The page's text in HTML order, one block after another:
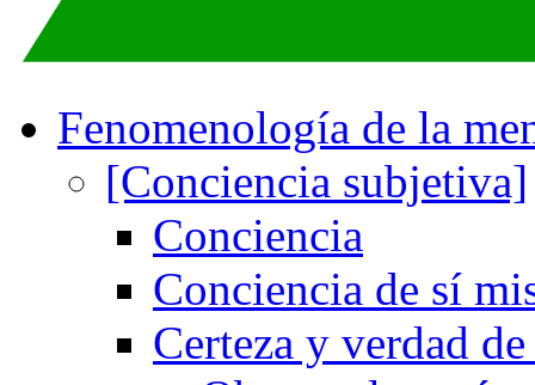
Fenomenología de la
[Conciencia subjetiva]
Conciencia
Conciencia de sí
Certeza y verdad